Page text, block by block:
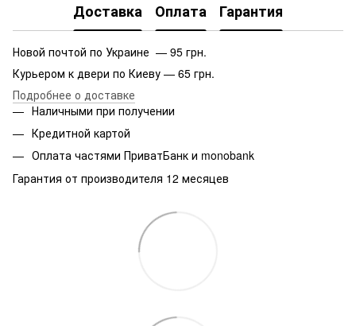
Доставка Оплата Гарантия
Новой почтой по Украине — 95 грн.
Курьером к двери по Киеву — 65 грн.
Подробнее о доставке
Наличными при получении
Кредитной картой
Оплата частями ПриватБанк и monobank
Гарантия от производителя 12 месяцев